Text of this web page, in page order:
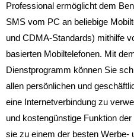
Professional ermöglicht dem
SMS vom PC an beliebige
und CDMA-Standards) mithilfe
basierten Mobiltelefonen. Mit
Dienstprogramm können Sie
allen persönlichen und
eine Internetverbindung zu
und kostengünstige Funktion
sie zu einem der besten Werbe-